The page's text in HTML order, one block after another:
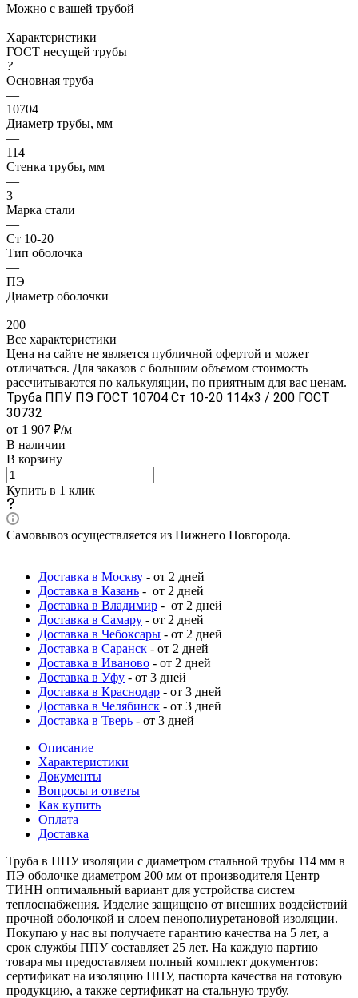
Можно с вашей трубой
Характеристики
ГОСТ несущей трубы
?
Основная труба
—
10704
Диаметр трубы, мм
—
114
Стенка трубы, мм
—
3
Марка стали
—
Ст 10-20
Тип оболочка
—
ПЭ
Диаметр оболочки
—
200
Все характеристики
Цена на сайте не является публичной офертой и может
отличаться. Для заказов с большим объемом стоимость
рассчитываются по калькуляции, по приятным для вас ценам.
Труба ППУ ПЭ ГОСТ 10704 Ст 10-20 114x3 / 200 ГОСТ
30732
от 1 907 ₽/м
В наличии
В корзину
Купить в 1 клик
Самовывоз осуществляется из Нижнего Новгорода.
Доставка в Москву - от 2 дней
Доставка в Казань - от 2 дней
Доставка в Владимир - от 2 дней
Доставка в Самару - от 2 дней
Доставка в Чебоксары - от 2 дней
Доставка в Саранск - от 2 дней
Доставка в Иваново - от 2 дней
Доставка в Уфу - от 3 дней
Доставка в Краснодар - от 3 дней
Доставка в Челябинск - от 3 дней
Доставка в Тверь - от 3 дней
Описание
Характеристики
Документы
Вопросы и ответы
Как купить
Оплата
Доставка
Труба в ППУ изоляции с диаметром стальной трубы 114 мм в
ПЭ оболочке диаметром 200 мм от производителя Центр
ТИНН оптимальный вариант для устройства систем
теплоснабжения. Изделие защищено от внешних воздействий
прочной оболочкой и слоем пенополиуретановой изоляции.
Покупаю у нас вы получаете гарантию качества на 5 лет, а
срок службы ППУ составляет 25 лет. На каждую партию
товара мы предоставляем полный комплект документов:
сертификат на изоляцию ППУ, паспорта качества на готовую
продукцию, а также сертификат на стальную трубу.